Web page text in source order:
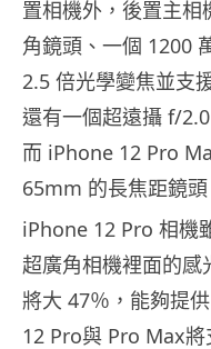
置相機外，後置主
角鏡頭、一個 1200
2.5 倍光學變焦並支
還有一個超遠攝 f/
而 iPhone 12 Pro
65mm 的長焦距鏡
iPhone 12 Pro 相機
超廣角相機裡面的
將大 47％，能夠提
12 Pro與 Pro Max